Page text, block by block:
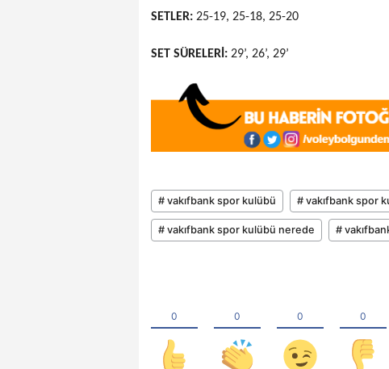
SETLER: 25-19, 25-18, 25-20
SET SÜRELERİ: 29’, 26’, 29’
# vakıfbank spor kulübü # vakıfbank spor
# vakıfbank spor kulübü nerede #